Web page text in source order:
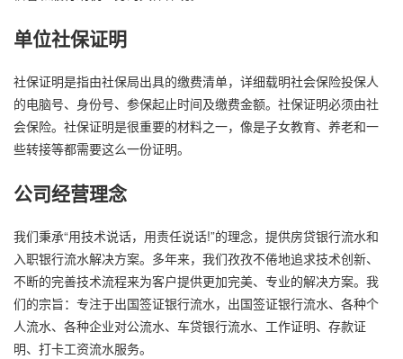
单位社保证明
社保证明是指由社保局出具的缴费清单，详细载明社会保险投保人
的电脑号、身份号、参保起止时间及缴费金额。社保证明必须由社
会保险。社保证明是很重要的材料之一，像是子女教育、养老和一
些转接等都需要这么一份证明。
公司经营理念
我们秉承“用技术说话，用责任说话!”的理念，提供房贷银行流水和
入职银行流水解决方案。多年来，我们孜孜不倦地追求技术创新、
不断的完善技术流程来为客户提供更加完美、专业的解决方案。我
们的宗旨：专注于出国签证银行流水，出国签证银行流水、各种个
人流水、各种企业对公流水、车贷银行流水、工作证明、存款证
明、打卡工资流水服务。